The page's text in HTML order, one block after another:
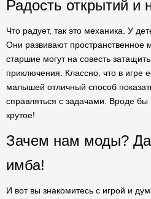
Радость открытий и
Что радует, так это механика. У
Они развивают пространственное
старшие могут на совесть
приключения. Классно, что в игре
малышей отличный способ
справляться с задачами. Вроде
крутое!
Зачем нам моды? Да
имба!
И вот вы знакомитесь с игрой и